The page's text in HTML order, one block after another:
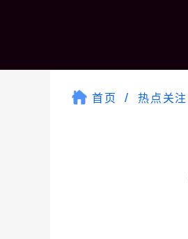
首页 热点关注